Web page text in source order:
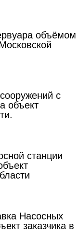
объёмом
с
объект
станции
Насосных
заказчика в